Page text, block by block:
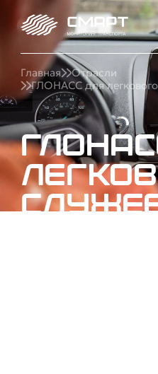
Главная
Отрасли
ГЛОНАСС для